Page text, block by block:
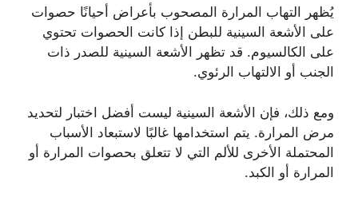
يُظهر التهاب المرارة المصحوب بأعراض أحيانًا حصوات
على الأشعة السينية للبطن إذا كانت الحصوات تحتوي
على الكالسيوم. قد تظهر الأشعة السينية للصدر ذات
الجنب أو الالتهاب الرئوي.
ومع ذلك، فإن الأشعة السينية ليست أفضل اختبار لتحديد
مرض المرارة. يتم استخدامها غالبًا لاستبعاد الأسباب
المحتملة الأخرى للألم التي لا تتعلق بحصوات المرارة أو
المرارة أو الكبد.